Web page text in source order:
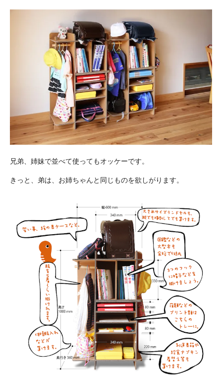
兄弟、姉妹で並べて使ってもオッケーです。
きっと、弟は、お姉ちゃんと同じものを欲しがります。